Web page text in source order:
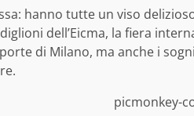
hanno tutte un viso
dell’Eicma, la fiera
di Milano, ma anche i